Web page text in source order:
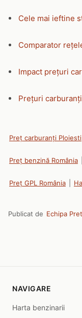
Cele mai ieftine
Comparator
Impact prețuri
Prețuri
Preț carburanți Ploiesti
Preț benzină România
Preț GPL România
Publicat de Echipa
NAVIGARE
Harta benzinarii